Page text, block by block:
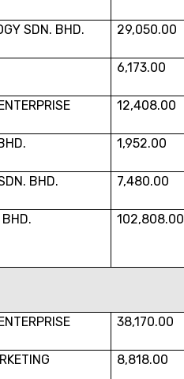
SDN. BHD. 29,050.00
6,173.00
12,408.00
1,952.00
BHD. 7,480.00
BHD. 102,808.00
38,170.00
8,818.00